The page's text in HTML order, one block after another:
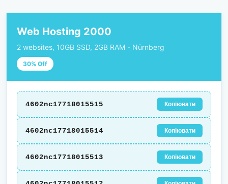
Web Hosting 2000
2 websites, 10GB SSD, 2GB RAM - Nürnberg
30% Off
4602nc17718015515 Копіювати
4602nc17718015514 Копіювати
4602nc17718015513 Копіювати